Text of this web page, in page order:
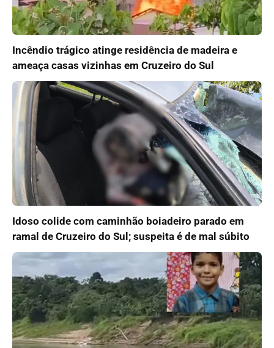
Incêndio trágico atinge residência de madeira e
ameaça casas vizinhas em Cruzeiro do Sul
Idoso colide com caminhão boiadeiro parado em
ramal de Cruzeiro do Sul; suspeita é de mal súbito